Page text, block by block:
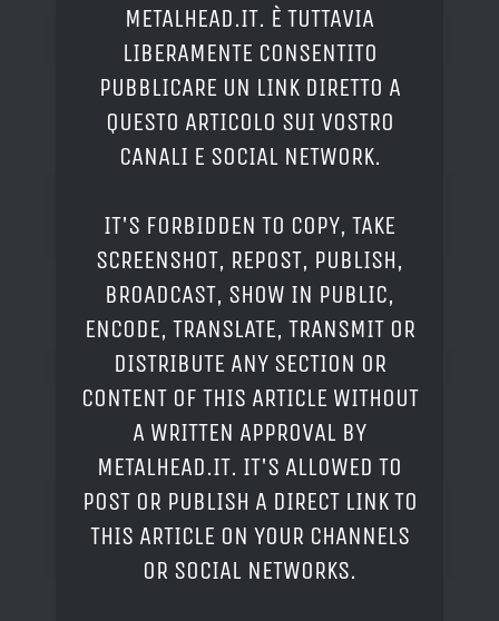
METALHEAD.IT. È TUTTAVIA
LIBERAMENTE CONSENTITO
PUBBLICARE UN LINK DIRETTO A
QUESTO ARTICOLO SUI VOSTRO
CANALI E SOCIAL NETWORK.
IT'S FORBIDDEN TO COPY, TAKE
SCREENSHOT, REPOST, PUBLISH,
BROADCAST, SHOW IN PUBLIC,
ENCODE, TRANSLATE, TRANSMIT OR
DISTRIBUTE ANY SECTION OR
CONTENT OF THIS ARTICLE WITHOUT
A WRITTEN APPROVAL BY
METALHEAD.IT. IT'S ALLOWED TO
POST OR PUBLISH A DIRECT LINK TO
THIS ARTICLE ON YOUR CHANNELS
OR SOCIAL NETWORKS.